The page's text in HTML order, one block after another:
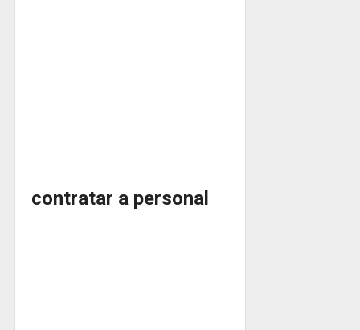
contratar a personal